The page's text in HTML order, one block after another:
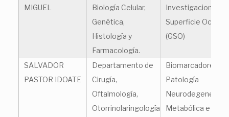
MIGUEL
Biología Celular,
Genética,
Histología y
Farmacología.
Investigacion en
Superficie Ocular
(GSO)
SALVADOR
PASTOR IDOATE
Departamento de
Cirugía,
Oftalmología,
Otorrinolaringología
Biomarcadores en
Patología
Metabólica e